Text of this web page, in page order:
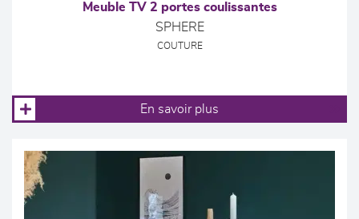
Meuble TV 2 portes coulissantes
SPHERE
COUTURE
En savoir plus